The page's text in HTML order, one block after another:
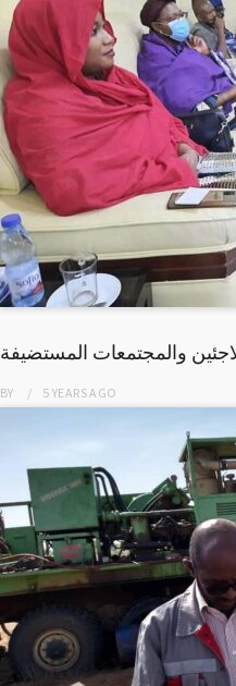
والمجتمعات المستضيفة
BY 5 YEARSAGO